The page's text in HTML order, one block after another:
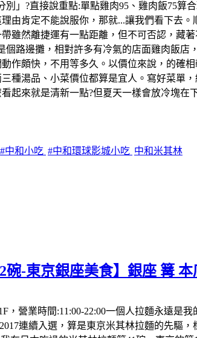
」?直接說重點:單點雞肉95、雞肉飯75
理由肯定不能說服你，那就...讓我們看下去
雖然離捷運有一點距離，但不可否認，藏
個路邊攤，相對許多有冷氣的店面雞肉飯
作頗快，不用等多久。以價位來說，的確
種湯品、小菜價位都算是宜人。寫好菜單
起來就是清新一點?但夏天一樣會放冷塊
#中和小吃 #中和環球影城小吃 中和米其林
碗-東京銀座美食】銀座 篝
，營業時間:11:00-22:00一個人拉麵永遠是
連續入選，算是東京米其林拉麵的先驅